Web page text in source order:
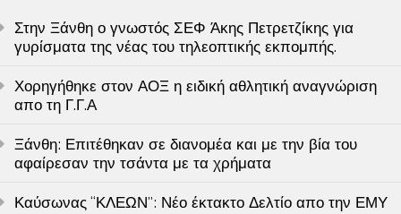
Στην Ξάνθη ο γνωστός ΣΕΦ Άκης Πετρετζίκης για
γυρίσματα της νέας του τηλεοπτικής εκπομπής.
Χορηγήθηκε στον ΑΟΞ η ειδική αθλητική αναγνώριση
απο τη Γ.Γ.Α
Ξάνθη: Επιτέθηκαν σε διανομέα και με την βία του
αφαίρεσαν την τσάντα με τα χρήματα
Καύσωνας “ΚΛΕΩΝ”: Νέο έκτακτο Δελτίο απο την ΕΜΥ